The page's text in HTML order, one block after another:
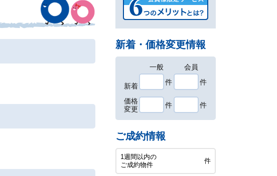
新着・価格変更情報
一般 会員
新着
件 件
価格
変更
件 件
ご成約情報
1週間以内の
ご成約物件
件